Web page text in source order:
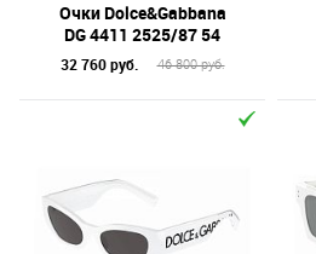
Очки Dolce&Gabbana
DG 4411 2525/87 54
32 760 руб. 46 800 руб.